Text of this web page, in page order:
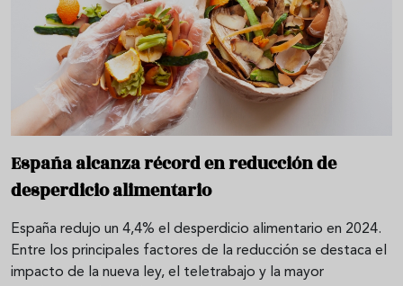
España alcanza récord en reducción de
desperdicio alimentario
España redujo un 4,4% el desperdicio alimentario en 2024.
Entre los principales factores de la reducción se destaca el
impacto de la nueva ley, el teletrabajo y la mayor